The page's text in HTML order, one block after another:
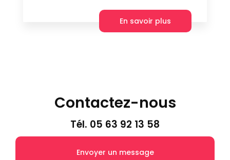
En savoir plus
Contactez-nous
Tél. 05 63 92 13 58
Envoyer un message